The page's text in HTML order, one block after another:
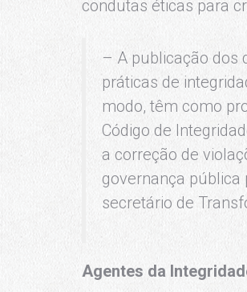
condutas éticas para
– A publicação dos
práticas de
modo, têm como
Código de
a correção de
governança
secretário de
Agentes da